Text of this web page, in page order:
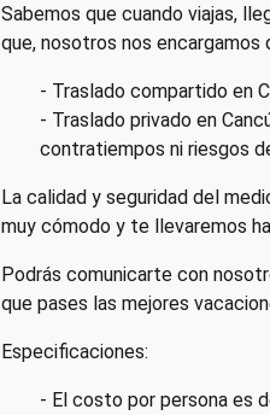
Sabemos que cuando viajas,
que, nosotros nos
- Traslado compartido en
- Traslado privado en
contratiempos ni riesgos
La calidad y seguridad del
muy cómodo y te llevaremos
Podrás comunicarte con
que pases las mejores
Especificaciones:
- El costo por persona es